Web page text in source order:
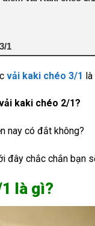
1
vải kaki chéo 3/1 là
kaki chéo 2/1?
nay có đắt không?
chắc chắn bạn
là gì?